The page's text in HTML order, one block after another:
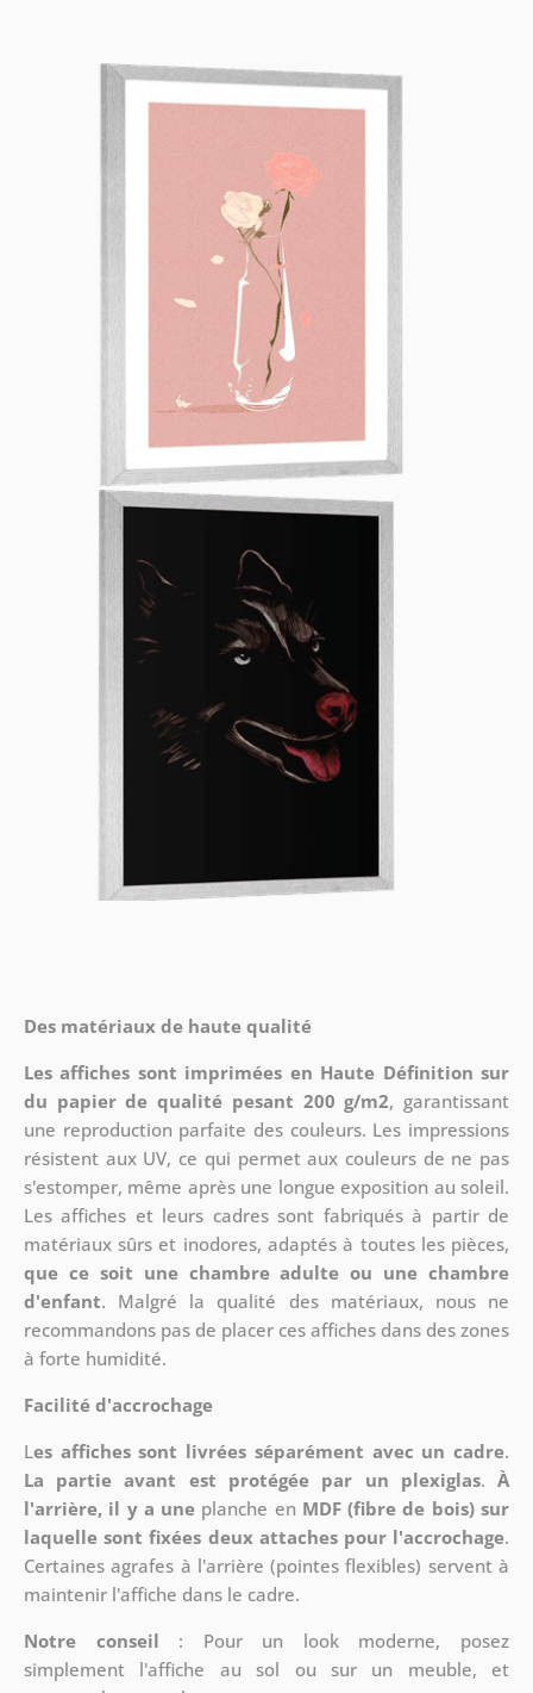
Des matériaux de haute qualité
Les affiches sont imprimées en Haute Définition sur
du papier de qualité pesant 200 g/m2, garantissant
une reproduction parfaite des couleurs. Les impressions
résistent aux UV, ce qui permet aux couleurs de ne pas
s'estomper, même après une longue exposition au soleil.
Les affiches et leurs cadres sont fabriqués à partir de
matériaux sûrs et inodores, adaptés à toutes les pièces,
que ce soit une chambre adulte ou une chambre
d'enfant. Malgré la qualité des matériaux, nous ne
recommandons pas de placer ces affiches dans des zones
à forte humidité.
Facilité d'accrochage
Les affiches sont livrées séparément avec un cadre.
La partie avant est protégée par un plexiglas.À
l'arrière, il y a une planche en MDF (fibre de bois) sur
laquelle sont fixées deux attaches pour l'accrochage.
Certaines agrafes à l'arrière (pointes flexibles) servent à
maintenir l'affiche dans le cadre.
Notre conseil : Pour un look moderne, posez
simplement l'affiche au sol ou sur un meuble, et